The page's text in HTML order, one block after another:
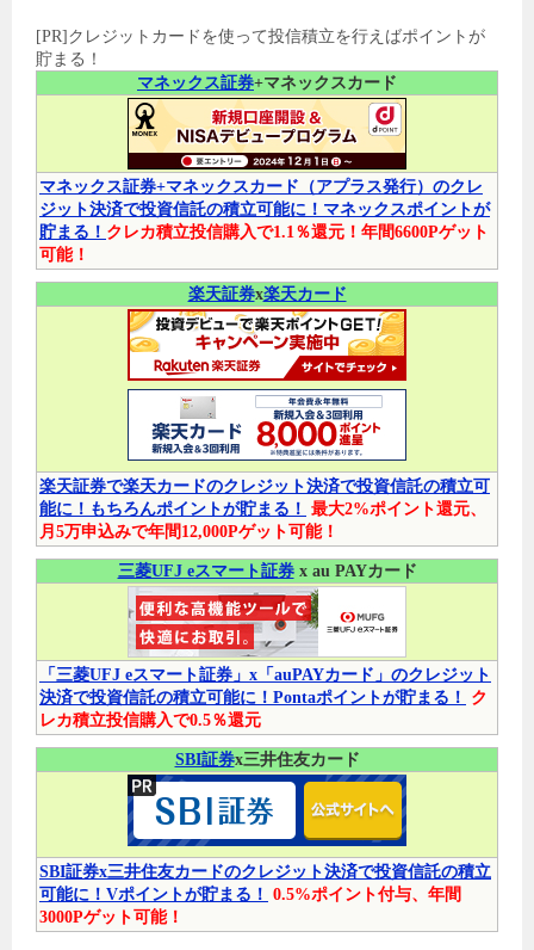
[PR]クレジットカードを使って投信積立を行えばポイントが
貯まる！
マネックス証券+マネックスカード
マネックス証券+マネックスカード（アプラス発行）のクレ
ジット決済で投資信託の積立可能に！マネックスポイントが
貯まる！ クレカ積立投信購入で1.1％還元！年間6600Pゲット
可能！
楽天証券x楽天カード
楽天証券で楽天カードのクレジット決済で投資信託の積立可
能に！もちろんポイントが貯まる！ 最大2%ポイント還元、
月5万申込みで年間12,000Pゲット可能！
三菱UFJ eスマート証券x au PAYカード
「三菱UFJ eスマート証券」x「auPAYカード」のクレジット
決済で投資信託の積立可能に！Pontaポイントが貯まる！
ク
レカ積立投信購入で0.5％還元
SBI証券x三井住友カード
SBI証券x三井住友カードのクレジット決済で投資信託の積立
可能に！Vポイントが貯まる！ 0.5%ポイント付与、年間
3000Pゲット可能！